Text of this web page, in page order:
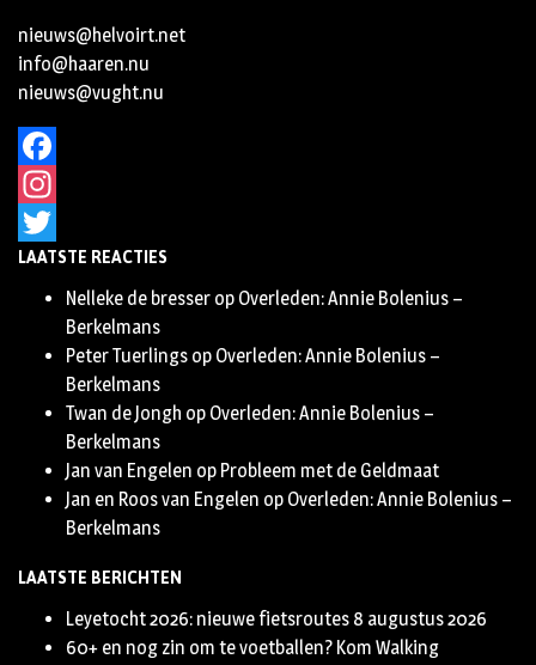
nieuws@helvoirt.net
info@haaren.nu
nieuws@vught.nu
Facebook
Instagram
Twitter
LAATSTE REACTIES
Nelleke de bresser op Overleden: Annie Bolenius –
Berkelmans
Peter Tuerlings op Overleden: Annie Bolenius –
Berkelmans
Twan de Jongh op Overleden: Annie Bolenius –
Berkelmans
Jan van Engelen op Probleem met de Geldmaat
Jan en Roos van Engelen op Overleden: Annie Bolenius –
Berkelmans
LAATSTE BERICHTEN
Leyetocht 2026: nieuwe fietsroutes 8 augustus 2026
60+ en nog zin om te voetballen? Kom Walking